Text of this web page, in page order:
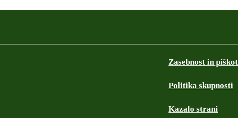
Zasebnost in
Politika skupnosti
Kazalo strani